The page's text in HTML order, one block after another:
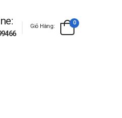
Giỏ Hàng:
0